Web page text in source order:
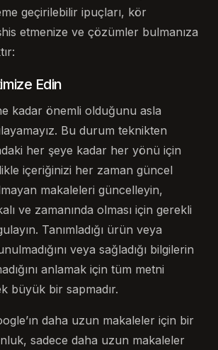
geçirilebilir ipuçları, kör
etmenize ve çözümler bulmanıza
Edin
kadar önemli olduğunu asla
Bu durum teknikten
her şeye kadar her yönü için
içeriğinizi her zaman güncel
makaleleri güncelleyin,
ve zamanında olması için gerekli
Tanımladığı ürün veya
veya sağladığı bilgilerin
anlamak için tüm metni
büyük bir sapmadır.
daha uzun makaleler için bir
sadece daha uzun makaleler